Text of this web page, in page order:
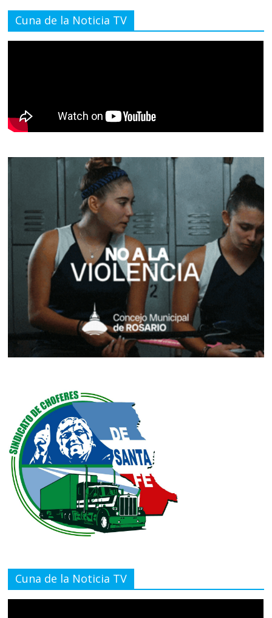
Cuna de la Noticia TV
Cuna de la Noticia TV